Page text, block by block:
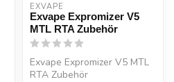
EXVAPE
Exvape Expromizer V5
MTL RTA Zubehör
Exvape Expromizer V5 MTL
RTA Zubehör